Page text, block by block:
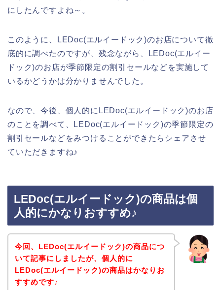
にしたんですよね～。
このように、LEDoc(エルイードック)のお店について徹
底的に調べたのですが、残念ながら、LEDoc(エルイー
ドック)のお店が季節限定の割引セールなどを実施して
いるかどうかは分かりませんでした。
なので、今後、個人的にLEDoc(エルイードック)のお店
のことを調べて、LEDoc(エルイードック)の季節限定の
割引セールなどをみつけることができたらシェアさせ
ていただきますね♪
LEDoc(エルイードック)の商品は個
人的にかなりおすすめ♪
今回、LEDoc(エルイードック)の商品につ
いて記事にしましたが、個人的に
LEDoc(エルイードック)の商品はかなりお
すすめです♪